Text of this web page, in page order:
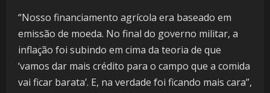
“Nosso financiamento agrícola era baseado em
emissão de moeda. No final do governo militar, a
inflação foi subindo em cima da teoria de que
‘vamos dar mais crédito para o campo que a comida
vai ficar barata’. E, na verdade foi ficando mais cara”,